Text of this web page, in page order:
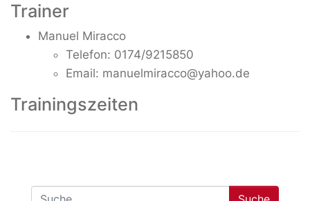
Trainer
Manuel Miracco
Telefon: 0174/9215850
Email: manuelmiracco@yahoo.de
Trainingszeiten
Suche